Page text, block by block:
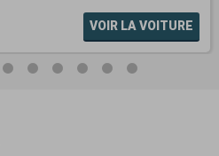
VOIR LA VOITURE